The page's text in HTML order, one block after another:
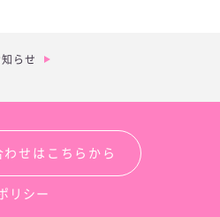
知らせ
わせはこちらから
リシー